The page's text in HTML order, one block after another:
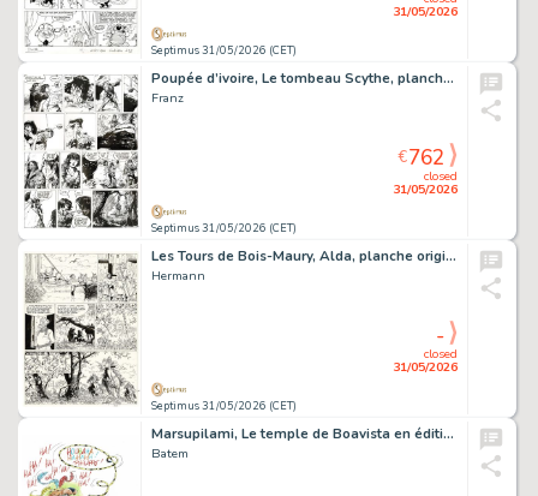
Septimus 31/05/2026 (CET)
31/05/2026
Poupée d’ivoire, Le tombeau Scythe, planche originale à l’encre de chine.
Franz
Septimus 31/05/2026 (CET)
closed
31/05/2026
€762
Les Tours de Bois-Maury, Alda, planche originale à l’encre de chine pour cet album paru en 1989 chez Glénat.
Hermann
Septimus 31/05/2026 (CET)
closed
31/05/2026
-
Marsupilami, Le temple de Boavista en édition spéciale Marsu-Productions, agrémenté d’une dédicace. Proche de l’état neuf.
Batem